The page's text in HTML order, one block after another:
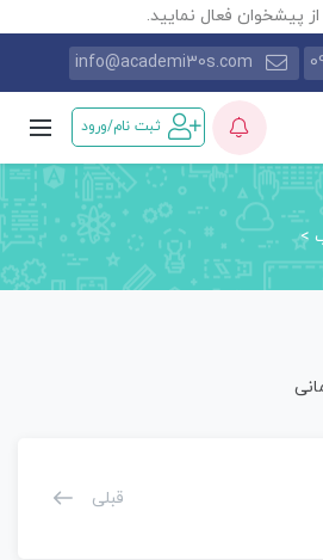
پیشخوان فعال نمایید.
info@academi30s.com
ثبت نام/ورود
>
قبلی